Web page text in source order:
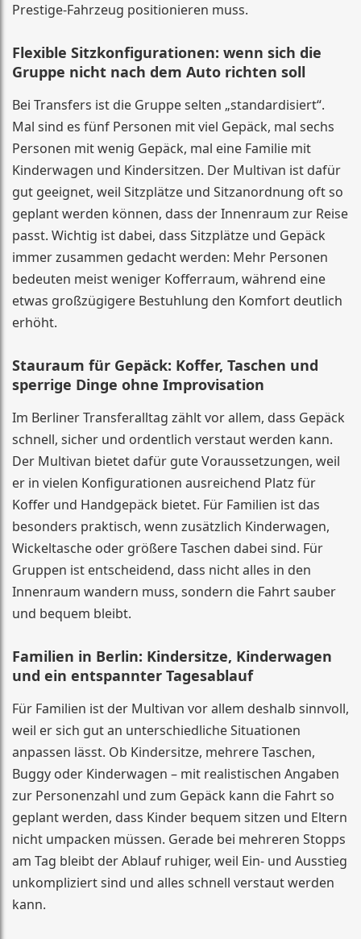
Prestige-Fahrzeug positionieren muss.
Flexible Sitzkonfigurationen: wenn sich die
Gruppe nicht nach dem Auto richten soll
Bei Transfers ist die Gruppe selten „standardisiert“.
Mal sind es fünf Personen mit viel Gepäck, mal sechs
Personen mit wenig Gepäck, mal eine Familie mit
Kinderwagen und Kindersitzen. Der Multivan ist dafür
gut geeignet, weil Sitzplätze und Sitzanordnung oft so
geplant werden können, dass der Innenraum zur Reise
passt. Wichtig ist dabei, dass Sitzplätze und Gepäck
immer zusammen gedacht werden: Mehr Personen
bedeuten meist weniger Kofferraum, während eine
etwas großzügigere Bestuhlung den Komfort deutlich
erhöht.
Stauraum für Gepäck: Koffer, Taschen und
sperrige Dinge ohne Improvisation
Im Berliner Transferalltag zählt vor allem, dass Gepäck
schnell, sicher und ordentlich verstaut werden kann.
Der Multivan bietet dafür gute Voraussetzungen, weil
er in vielen Konfigurationen ausreichend Platz für
Koffer und Handgepäck bietet. Für Familien ist das
besonders praktisch, wenn zusätzlich Kinderwagen,
Wickeltasche oder größere Taschen dabei sind. Für
Gruppen ist entscheidend, dass nicht alles in den
Innenraum wandern muss, sondern die Fahrt sauber
und bequem bleibt.
Familien in Berlin: Kindersitze, Kinderwagen
und ein entspannter Tagesablauf
Für Familien ist der Multivan vor allem deshalb sinnvoll,
weil er sich gut an unterschiedliche Situationen
anpassen lässt. Ob Kindersitze, mehrere Taschen,
Buggy oder Kinderwagen – mit realistischen Angaben
zur Personenzahl und zum Gepäck kann die Fahrt so
geplant werden, dass Kinder bequem sitzen und Eltern
nicht umpacken müssen. Gerade bei mehreren Stopps
am Tag bleibt der Ablauf ruhiger, weil Ein- und Ausstieg
unkompliziert sind und alles schnell verstaut werden
kann.